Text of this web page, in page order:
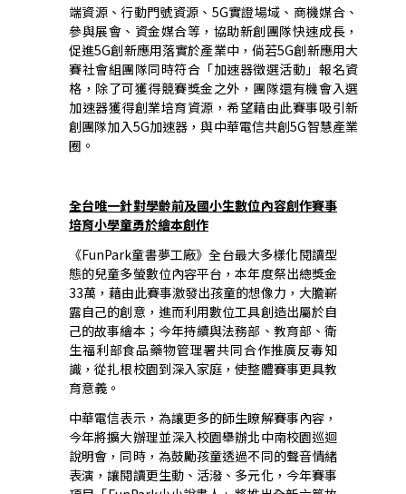
端資源、行動門號資源、5G實證場域、商機媒合、
參與展會、資金媒合等，協助新創團隊快速成長，
促進5G創新應用落實於產業中，倘若5G創新應用大
賽社會組團隊同時符合「加速器徵選活動」報名資
格，除了可獲得競賽獎金之外，團隊還有機會入選
加速器獲得創業培育資源，希望藉由此賽事吸引新
創團隊加入5G加速器，與中華電信共創5G智慧產業
圈。
全台唯一針對學齡前及國小生數位內容創作賽事
培育小學童勇於繪本創作
《FunPark童書夢工廠》全台最大多樣化閱讀型
態的兒童多螢數位內容平台，本年度祭出總獎金
33萬，藉由此賽事激發出孩童的想像力，大膽嶄
露自己的創意，進而利用數位工具創造出屬於自
己的故事繪本；今年持續與法務部、教育部、衛
生福利部食品藥物管理署共同合作推廣反毒知
識，從扎根校園到深入家庭，使整體賽事更具教
育意義。
中華電信表示，為讓更多的師生瞭解賽事內容，
今年將擴大辦理並深入校園舉辦北中南校園巡迴
說明會，同時，為鼓勵孩童透過不同的聲音情緒
表演，讓閱讀更生動、活潑、多元化，今年賽事